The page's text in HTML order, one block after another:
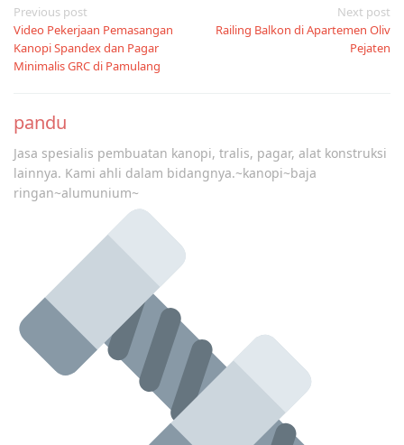
Post
navigation
Previous post
Video Pekerjaan Pemasangan
Kanopi Spandex dan Pagar
Minimalis GRC di Pamulang
Next post
Railing Balkon di Apartemen Oliv
Pejaten
pandu
Jasa spesialis pembuatan kanopi, tralis, pagar, alat konstruksi
lainnya. Kami ahli dalam bidangnya.~kanopi~baja
ringan~alumunium~